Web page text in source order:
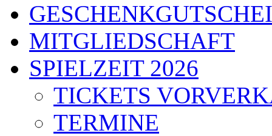
MITGLIEDSCHAFT
SPIELZEIT 2026
TICKETS
TERMINE